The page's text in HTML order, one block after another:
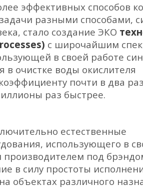
эффективных способов
разными способами,
стало создание ЭКО
с широчайшим
в своей работе
очистке воды окислителя
почти в два
раз быстрее.
естественные
использующего в
под
в силу простоты
объектах различного